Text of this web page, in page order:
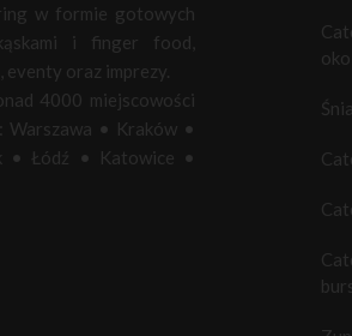
w formie gotowych
i finger food,
oraz imprezy.
4000 miejscowości
Warszawa • Kraków •
• Łódź • Katowice •